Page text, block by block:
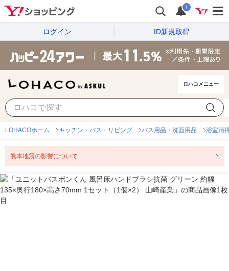
i
ログイン ID新規取得
ロハコメニュー
LOHACOホーム キッチン・バス・リビング バス用品・洗面用品 浴室清
熊本地震の影響について